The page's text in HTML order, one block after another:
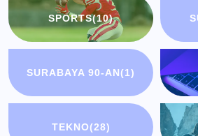
SPORTS(10)
SURABAYA 90-AN(1)
TEKNO(28)